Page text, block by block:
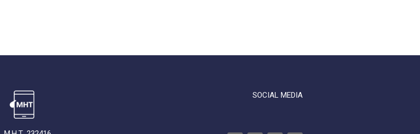
SOCIAL MEDIA